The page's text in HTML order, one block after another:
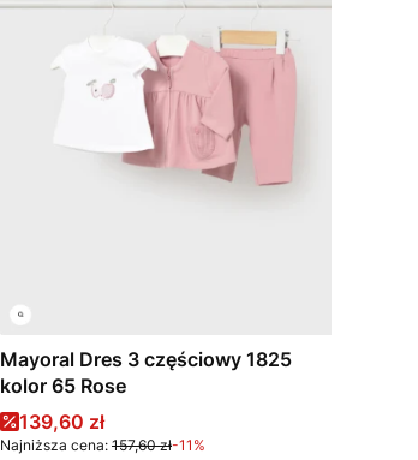
Mayoral Dres 3 częściowy 1825
kolor 65 Rose
Cena promocyjna
139,60 zł
Najniższa cena: 157,60 zł-11%